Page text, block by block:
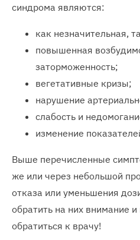
синдрома являются:
как незначительная,
повышенная
заторможенность;
вегетативные кризы;
нарушение
слабость и
изменение
Выше перечисленные
же или через небольшой
отказа или уменьшения
обратить на них внимание
обратиться к врачу!